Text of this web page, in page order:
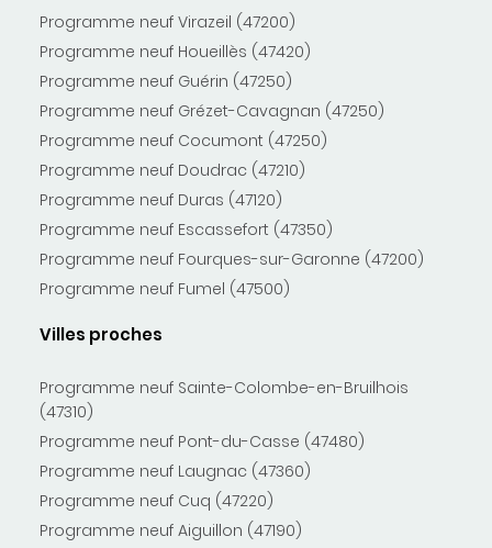
Programme neuf Virazeil (47200)
Programme neuf Houeillès (47420)
Programme neuf Guérin (47250)
Programme neuf Grézet-Cavagnan (47250)
Programme neuf Cocumont (47250)
Programme neuf Doudrac (47210)
Programme neuf Duras (47120)
Programme neuf Escassefort (47350)
Programme neuf Fourques-sur-Garonne (47200)
Programme neuf Fumel (47500)
Villes proches
Programme neuf Sainte-Colombe-en-Bruilhois
(47310)
Programme neuf Pont-du-Casse (47480)
Programme neuf Laugnac (47360)
Programme neuf Cuq (47220)
Programme neuf Aiguillon (47190)